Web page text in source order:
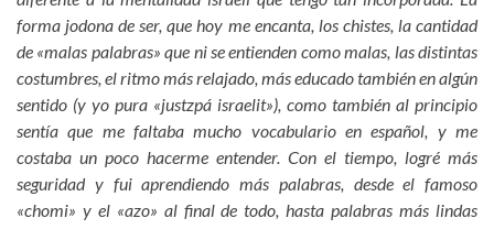
forma jodona de ser, que hoy me encanta, los chistes, la cantidad
de «malas palabras» que ni se entienden como malas, las distintas
costumbres, el ritmo más relajado, más educado también en algún
sentido (y yo pura «justzpá israelit»), como también al principio
sentía que me faltaba mucho vocabulario en español, y me
costaba un poco hacerme entender. Con el tiempo, logré más
seguridad y fui aprendiendo más palabras, desde el famoso
«chomi» y el «azo» al final de todo, hasta palabras más lindas